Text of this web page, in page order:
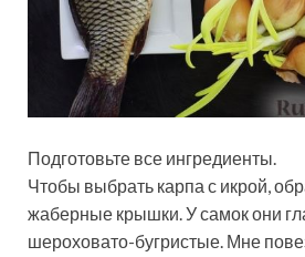
Подготовьте все ингредиенты.
Чтобы выбрать карпа с икрой,
жаберные крышки. У самок они
шероховато-бугристые. Мне